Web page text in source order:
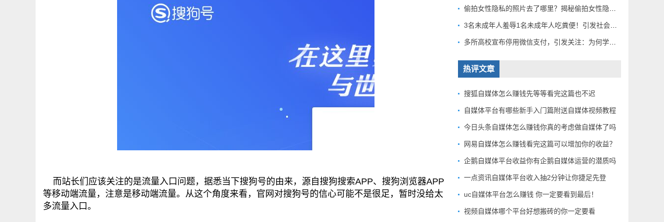
而站长们应该关注的是流量入口问题，据悉当下搜狗号的由来，源自搜狗搜索APP、搜狗浏览器APP
等移动端流量，注意是移动端流量。从这个角度来看，官网对搜狗号的信心可能不是很足，暂时没给太
多流量入口。
热评文章
搜狐自媒体怎么赚钱先等等看完这篇也不迟
自媒体平台有哪些新手入门篇附送自媒体视频教程
今日头条自媒体怎么赚钱你真的考虑做自媒体了吗
网易自媒体怎么赚钱看完这篇可以增加你的收益？
企鹅自媒体平台收益你有企鹅自媒体运营的潜质吗
一点资讯自媒体平台收入抽2分钟让你捷足先登
uc自媒体平台怎么赚钱 你一定要看到最后！
视频自媒体哪个平台好想搬砖的你一定要看